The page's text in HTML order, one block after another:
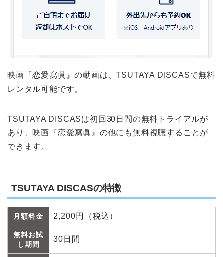
映画『恋愛寫眞』の動画は、TSUTAYA DISCASで無料
レンタル可能です。
TSUTAYA DISCASは初回30日間の無料トライアルが
あり、映画『恋愛寫眞』の他にも無料視聴することが
できます。
TSUTAYA DISCASの特徴
月額料金 2,200円（税込）
無料お試
し期間
30日間